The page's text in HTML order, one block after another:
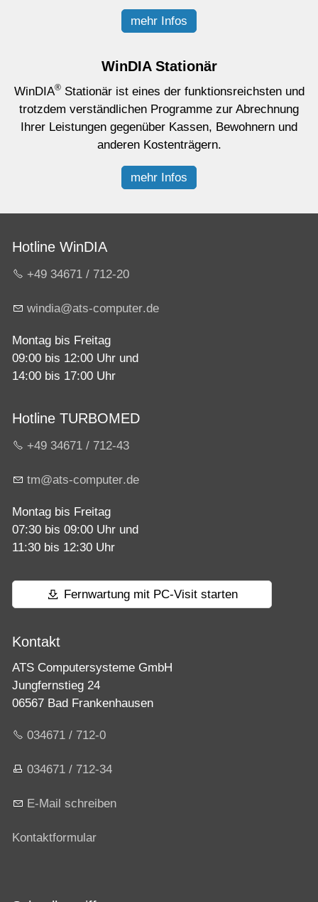
mehr Infos
WinDIA Stationär
WinDIA®Stationär ist eines der funktionsreichsten und
trotzdem verständlichen Programme zur Abrechnung
Ihrer Leistungen gegenüber Kassen, Bewohnern und
anderen Kostenträgern.
mehr Infos
Hotline WinDIA
+49 34671 / 712-20
w nd ts-c mp t r d
Montag bis Freitag
09:00 bis 12:00 Uhr und
14:00 bis 17:00 Uhr
Hotline TURBOMED
+49 34671 / 712-43
tm ts-c mp t r d
Montag bis Freitag
07:30 bis 09:00 Uhr und
11:30 bis 12:30 Uhr
Fernwartung mit PC-Visit starten
Kontakt
ATS Computersysteme GmbH
Jungfernstieg 24
06567 Bad Frankenhausen
034671 / 712-0
034671 / 712-34
E-Mail schreiben
Kontaktformular